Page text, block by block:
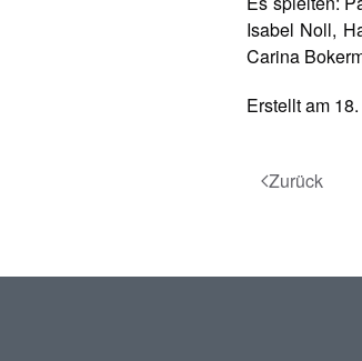
Isabel Noll,
Carina
Erstellt am
Zurück